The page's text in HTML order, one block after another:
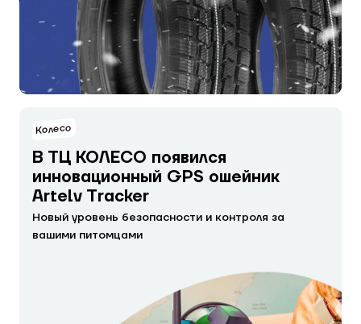
Колесо
В ТЦ КОЛЕСО появился
инновационный GPS ошейник
Artelv Tracker
Новый уровень безопасности и контроля за
вашими питомцами